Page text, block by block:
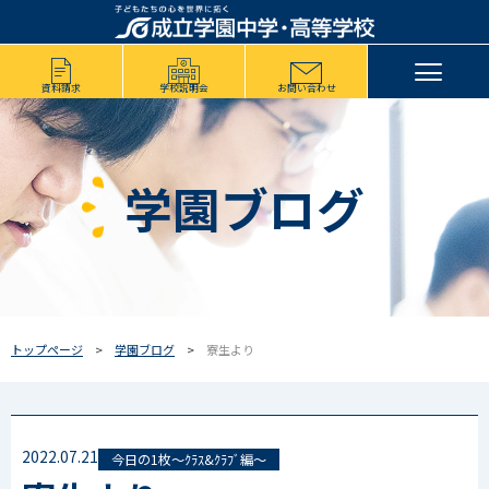
資料請求 学校説明会 お問い合わせ
学園ブログ
トップページ 学園ブログ 寮生より
2022.07.21 今日の1枚～ｸﾗｽ&ｸﾗﾌﾞ編～